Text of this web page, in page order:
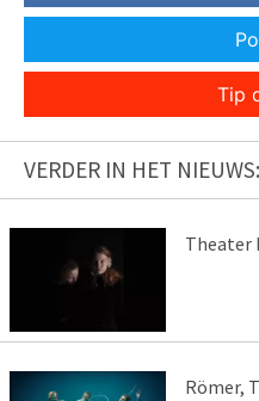
Tip
VERDER IN HET NIEUWS:
Theater
Römer,